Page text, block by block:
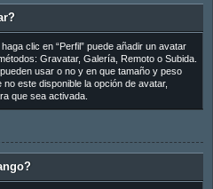
clic en “Perfil” puede añadir un avatar
Gravatar, Galería, Remoto o Subida.
usar o no y en que tamaño y peso
este disponible la opción de avatar,
que sea activada.